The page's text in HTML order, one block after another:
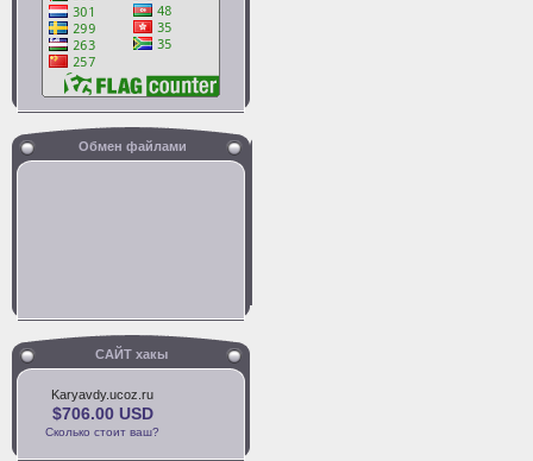
Обмен файлами
САЙТ хакы
Karyavdy.ucoz.ru
$706.00 USD
Сколько стоит ваш?